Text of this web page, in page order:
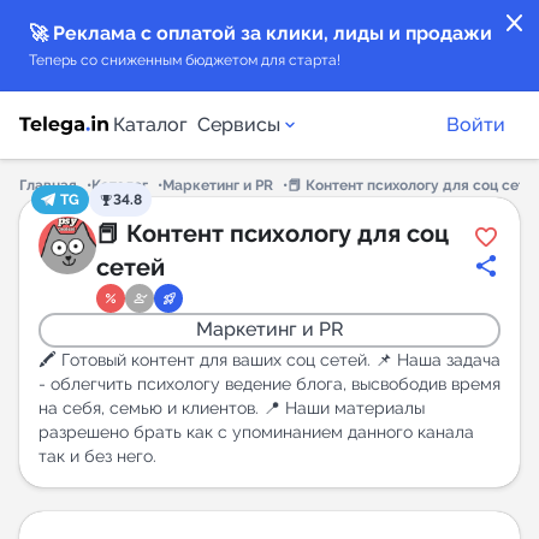
close
🚀 Реклама с оплатой за клики, лиды и продажи
Теперь со сниженным бюджетом для старта!
Каталог Сервисы
Каталог каналов
Каталог ботов
Горящие предложения
Индекс читаемости каналов в Telegram
New
Войти
Главная Каталог Маркетинг и PR
📕 Контент психологу для соц
TG
34.8
📕 Контент психологу для соц
сетей
Маркетинг и PR
🖍 Готовый контент для ваших соц сетей. 📌 Наша задача
- облегчить психологу ведение блога, высвободив время
на себя, семью и клиентов. 📍 Наши материалы
разрешено брать как с упоминанием данного канала
так и без него.